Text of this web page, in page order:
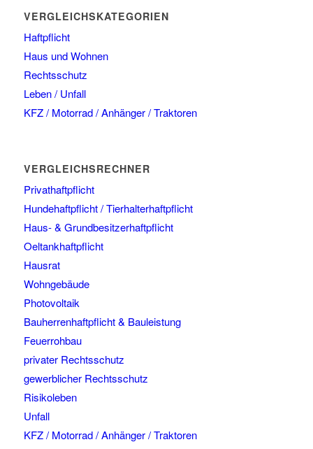
VERGLEICHSKATEGORIEN
Haftpflicht
Haus und Wohnen
Rechtsschutz
Leben / Unfall
KFZ / Motorrad / Anhänger / Traktoren
VERGLEICHSRECHNER
Privathaftpflicht
Hundehaftpflicht / Tierhalterhaftpflicht
Haus- & Grundbesitzerhaftpflicht
Oeltankhaftpflicht
Hausrat
Wohngebäude
Photovoltaik
Bauherrenhaftpflicht & Bauleistung
Feuerrohbau
privater Rechtsschutz
gewerblicher Rechtsschutz
Risikoleben
Unfall
KFZ / Motorrad / Anhänger / Traktoren